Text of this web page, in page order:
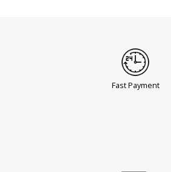
Fast Payment